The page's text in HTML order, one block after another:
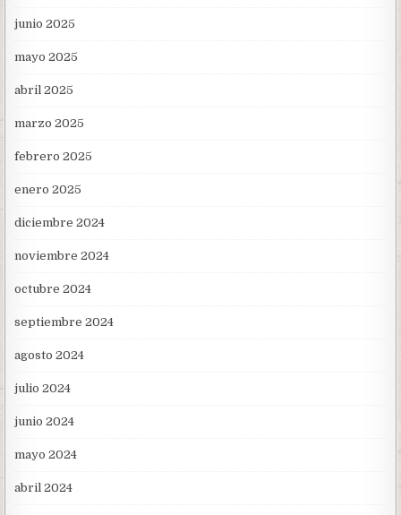
junio 2025
mayo 2025
abril 2025
marzo 2025
febrero 2025
enero 2025
diciembre 2024
noviembre 2024
octubre 2024
septiembre 2024
agosto 2024
julio 2024
junio 2024
mayo 2024
abril 2024